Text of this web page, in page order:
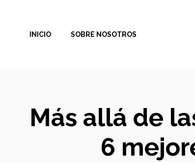
contenidoINICIO SOBRE NOSOTROS
Más allá de
6